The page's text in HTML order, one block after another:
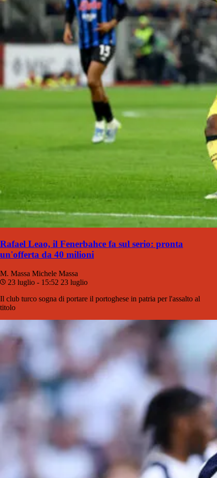
Rafael Leao, il Fenerbahce fa sul serio: pronta
un'offerta da 40 milioni
M. Massa Michele Massa
23 luglio - 15:52 23 luglio
Il club turco sogna di portare il portoghese in patria per l'assalto al
titolo